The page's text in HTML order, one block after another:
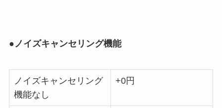
●ノイズキャンセリング機能
ノイズキャンセリング
機能なし
+0円